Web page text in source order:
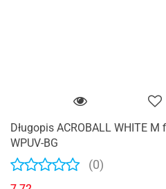
Długopis ACROBALL WHITE
WPUV-BG
(0)